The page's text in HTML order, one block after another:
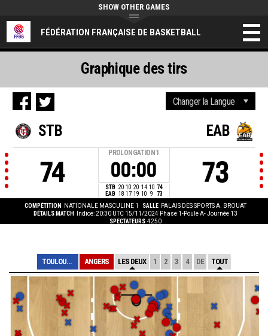
FÉDÉRATION FRANÇAISE DE BASKETBALL
SHOW OTHER GAMES
STB
74
PROLONGATION 1
00:00
STB 20 10 20 14 10 74
EAB 18 17 19 10 9 73
EAB
73
COMPÉTITION NATIONALE MASCULINE 1 SALLE PALAIS DES SPORTS A. BROUAT
DÉTAILS MATCH
Indice: 20:30 UTC 15/11/2024 Phase 1-Poule A- Journée 13
SPECTATEURS 4250
Graphique des tirs
TOULOUSE ANGERS LES DEUX 1 2 3 4 DE TOUT